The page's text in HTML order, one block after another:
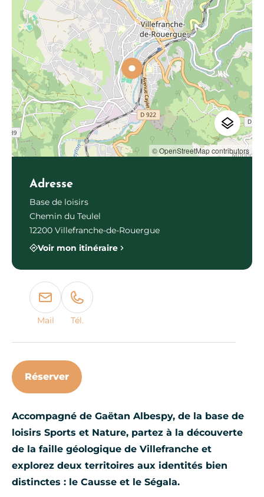
Accompagné de Gaëtan Albespy, de la base de
loisirs Sports et Nature, partez à la découverte
de la faille géologique de Villefranche et
explorez deux territoires aux identités bien
distinctes : le Causse et le Ségala.
© OpenStreetMap contributors
Adresse
Base de loisirs
Chemin du Teulel
12200 Villefranche-de-Rouergue
Voir mon itinéraire
Mail Tél.
Réserver